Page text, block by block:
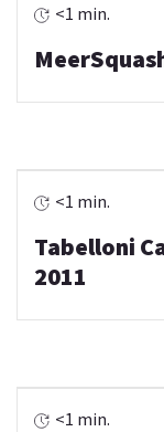
<1 min.
<1 min.
Tabelloni
2011
<1 min.